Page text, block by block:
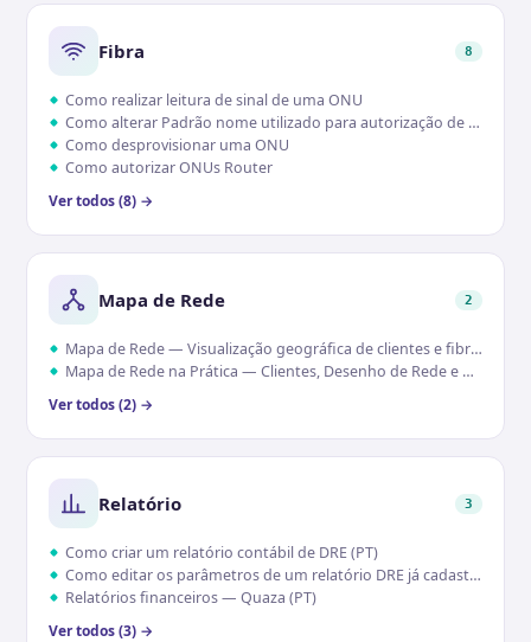
Fibra 8
Como realizar leitura de sinal de uma ONU
Como alterar Padrão nome utilizado para autorização de ONU's
Como desprovisionar uma ONU
Como autorizar ONUs Router
Ver todos (8) →
Mapa de Rede 2
Mapa de Rede — Visualização geográfica de clientes e fibra (PT)
Mapa de Rede na Prática — Clientes, Desenho de Rede e Reserva de Porta (PT)
Ver todos (2) →
Relatório 3
Como criar um relatório contábil de DRE (PT)
Como editar os parâmetros de um relatório DRE já cadastrado (PT)
Relatórios financeiros — Quaza (PT)
Ver todos (3) →